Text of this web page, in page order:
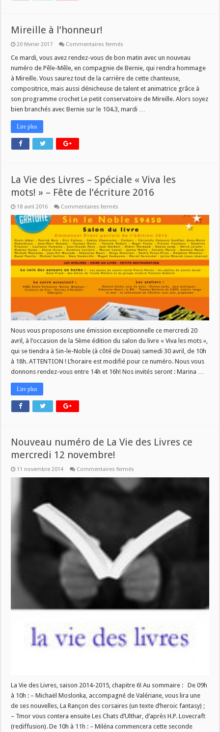
Mireille à l’honneur!
20 février 2017 Commentaires fermés
à
Ce mardi, vous avez rendez-vous de bon matin avec un nouveau
numéro de Pêle-Mêle, en compagnie de Bernie, qui rendra hommage
à Mireille. Vous saurez tout de la carrière de cette chanteuse,
compositrice, mais aussi dénicheuse de talent et animatrice grâce à
son programme crochet Le petit conservatoire de Mireille. Alors soyez
bien branchés avec Bernie sur le 104.3, mardi …
Lire plus
La Vie des Livres – Spéciale « Viva les
mots! » – Fête de l’écriture 2016
18 avril 2016 Commentaires fermés
Vie
des
Livres
–
Spéciale
« Viva
les
mots! »
–
Fête
l’écriture
2016
Nous vous proposons une émission exceptionnelle ce mercredi 20
avril, à l’occasion de la 5ème édition du salon du livre « Viva les mots »,
qui se tiendra à Sin-le-Noble (à côté de Douai) samedi 30 avril, de 10h
à 18h. ATTENTION ! L’horaire est modifié pour ce numéro. Nous vous
donnons rendez-vous entre 14h et 16h! Nos invités seront : Marina …
Lire plus
Nouveau numéro de La Vie des Livres ce
mercredi 12 novembre!
11 novembre 2014 Commentaires fermés
de
mercredi
novembre!
La Vie des Livres, saison 2014-2015, chapitre 6! Au sommaire : De 09h
à 10h : – Michaël Moslonka, accompagné de Valériane, vous lira une
de ses nouvelles, La Rançon des corsaires (un texte d’heroic fantasy) ;
– Tmor vous contera ensuite Les Chats d’Ulthar, d’après H.P. Lovecraft
(rediffusion). De 10h à 11h : – Miléna commencera cette seconde